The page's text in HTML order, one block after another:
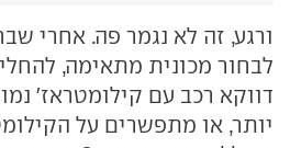
ורגע, זה לא נגמר פה. אחרי
לבחור מכונית מתאימה,
דווקא רכב עם קילומטראז'
יותר, או מתפשרים על